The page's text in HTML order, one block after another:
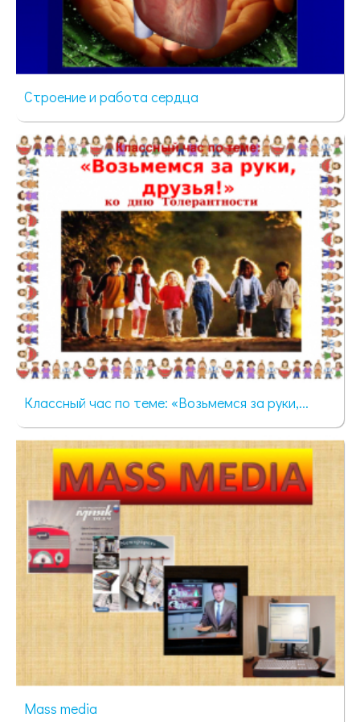
Строение и работа сердца
42 просмотра
Классный час по теме: «Возьмемся за руки,...
54 просмотра
Mass media